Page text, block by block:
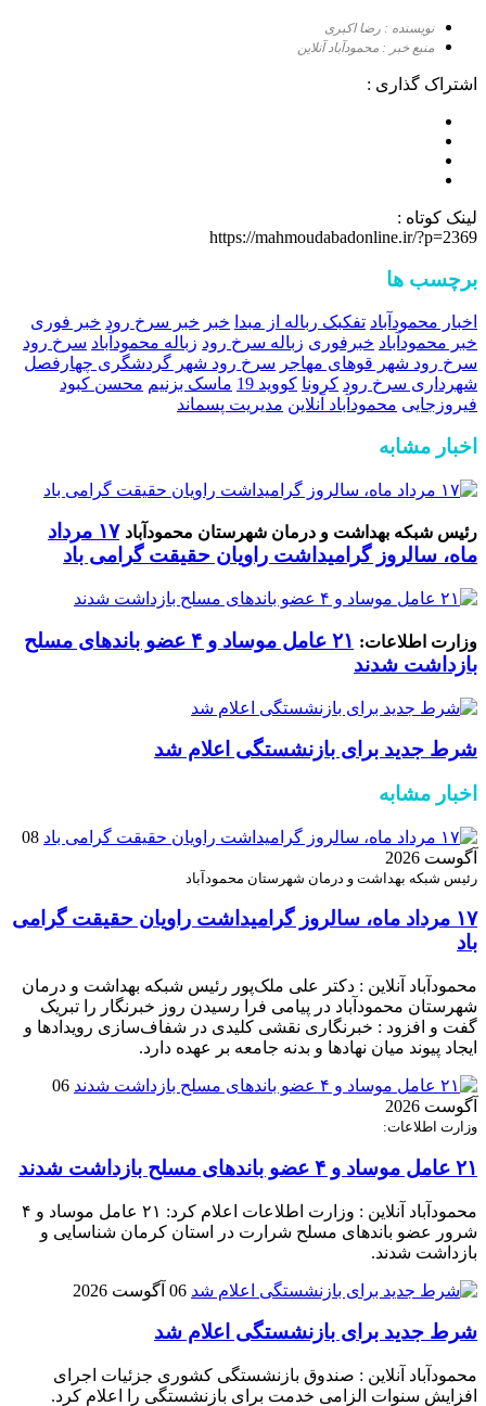
نویسنده : رضا اکبری
منبع خبر : محمودآباد آنلاین
اشتراک گذاری :
لینک کوتاه :
https://mahmoudabadonline.ir/?p=2369
برچسب ها
اخبار محمودآباد تفکبک رباله از مبدا خبر خبر سرخ رود خبر فوری
خبر محمودآباد خبرفوری زباله سرخ رود زباله محمودآباد سرخ رود
سرخ رود شهر قوهای مهاجر سرخ رود شهر گردشگری چهارفصل
شهرداری سرخ رود کرونا کووید 19 ماسک بزنیم محسن کبود
فیروزجایی محمودآباد آنلاین مدیریت پسماند
اخبار مشابه
رئیس شبکه بهداشت و درمان شهرستان محمودآباد
۱۷ مرداد
ماه، سالروز گرامیداشت راویان حقیقت گرامی باد
وزارت اطلاعات:
۲۱ عامل موساد و ۴ عضو باند‌های مسلح
بازداشت شدند
شرط جدید برای بازنشستگی اعلام شد
اخبار مشابه
08
آگوست 2026
رئیس شبکه بهداشت و درمان شهرستان محمودآباد
۱۷ مرداد ماه، سالروز گرامیداشت راویان حقیقت گرامی
باد
محمودآباد آنلاین : دکتر علی ملک‌پور رئیس شبکه بهداشت و درمان
شهرستان محمودآباد در پیامی فرا رسیدن روز خبرنگار را تبریک
گفت و افزود : خبرنگاری نقشی کلیدی در شفاف‌سازی رویدادها و
ایجاد پیوند میان نهادها و بدنه جامعه بر عهده دارد.
06
آگوست 2026
وزارت اطلاعات:
۲۱ عامل موساد و ۴ عضو باند‌های مسلح بازداشت شدند
محمودآباد آنلاین : وزارت اطلاعات اعلام کرد: ۲۱ عامل موساد و ۴
شرور عضو باند‌های مسلح شرارت در استان کرمان شناسایی و
بازداشت شدند.
06 آگوست 2026
شرط جدید برای بازنشستگی اعلام شد
محمودآباد آنلاین : صندوق بازنشستگی کشوری جزئیات اجرای
افزایش سنوات الزامی خدمت برای بازنشستگی را اعلام کرد.